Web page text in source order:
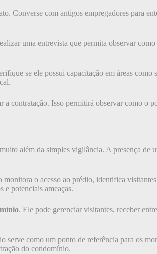
Converse com antigos empregadores para
uma entrevista que permita observar
se ele possui capacitação em áreas
a contratação. Isso permitirá observar como o
além da simples vigilância. A presença
o acesso ao prédio, identifica
e potenciais ameaças.
. Ele pode gerenciar visitantes, receber
serve como um ponto de referência para os
do condomínio.